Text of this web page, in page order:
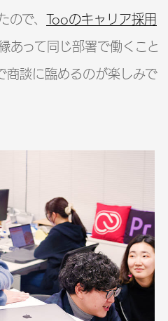
ので、Tooのキャリア採用
あって同じ部署で働くこと
商談に臨めるのが楽しみで